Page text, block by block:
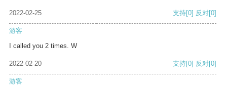
2022-02-25 支持[0] 反对[0]
游客
I called you 2 times. W
2022-02-20 支持[0] 反对[0]
游客